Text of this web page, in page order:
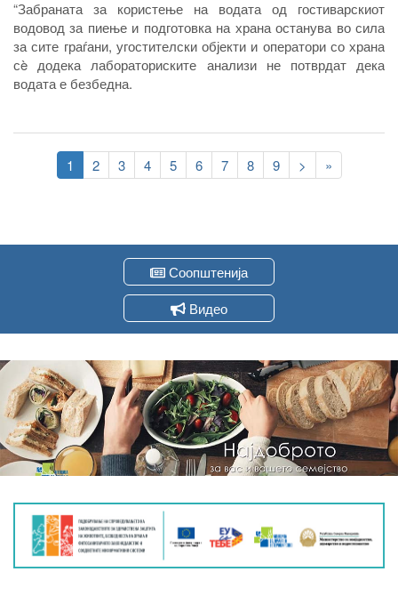
“Забраната за користење на водата од гостиварскиот
водовод за пиење и подготовка на храна останува во сила
за сите граѓани, угостителски објекти и оператори со храна
сè додека лабораториските анализи не потврдат дека
водата е безбедна.
Pagination
Current
page
1 Page
2 Page
3 Page
4 Page
5 Page
6 Page
7 Page
8 Page
9
Следна
страна
>
Last
page
»
Соопштенија
Видео